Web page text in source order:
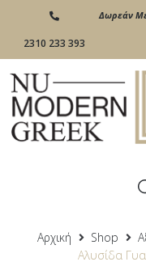
2310 233 393
Δωρεάν
Αρχική Shop
Αλυσίδα